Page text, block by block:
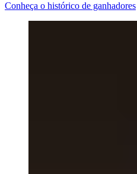
Conheça o histórico de ganhadores